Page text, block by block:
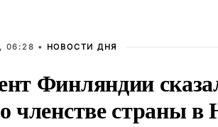
06:28 • НОВОСТИ ДНЯ
Финляндии
членстве страны